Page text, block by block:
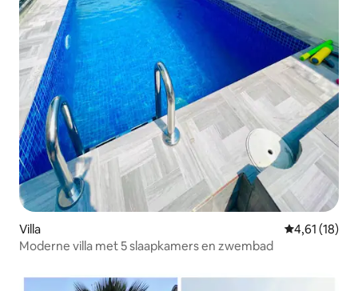
Villa Gemiddelde
4,61 (18)
Moderne villa met 5 slaapkamers en zwembad